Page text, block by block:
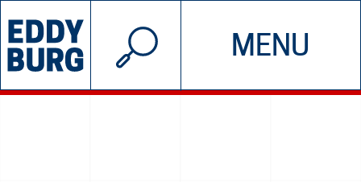
MENU
INIZIATIVE CHI SIAMO
© 2026 EDDYBURG